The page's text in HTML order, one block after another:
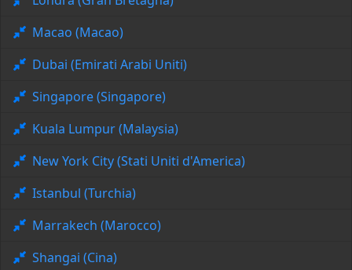
Macao (Macao)
Dubai (Emirati Arabi Uniti)
Singapore (Singapore)
Kuala Lumpur (Malaysia)
New York City (Stati Uniti d'America)
Istanbul (Turchia)
Marrakech (Marocco)
Shangai (Cina)